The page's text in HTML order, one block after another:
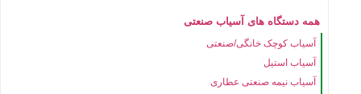
همه دستگاه های آسیاب صنعتی
آسیاب کوچک خانگی/صنعتی
آسیاب استیل
آسیاب نیمه صنعتی عطاری